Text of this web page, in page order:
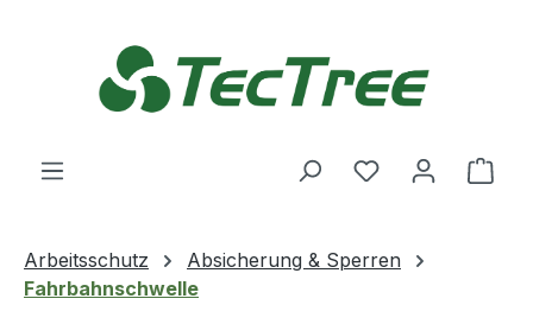
Du hast 0
Arbeitsschutz
Absicherung & Sperren
Fahrbahnschwelle